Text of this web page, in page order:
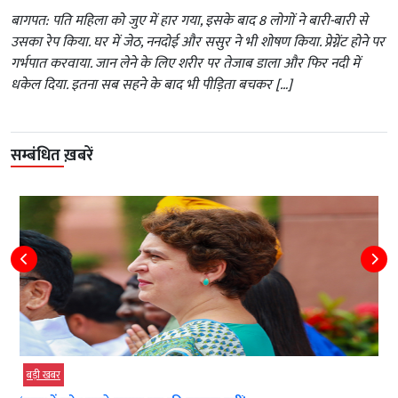
बागपत: पति महिला को जुए में हार गया, इसके बाद 8 लोगों ने बारी-बारी से
उसका रेप किया. घर में जेठ, ननदोई और ससुर ने भी शोषण किया. प्रेग्नेंट होने पर
गर्भपात करवाया. जान लेने के लिए शरीर पर तेजाब डाला और फिर नदी में
धकेल दिया. इतना सब सहने के बाद भी पीड़िता बचकर […]
सम्बंधित ख़बरें
बड़ी खबर